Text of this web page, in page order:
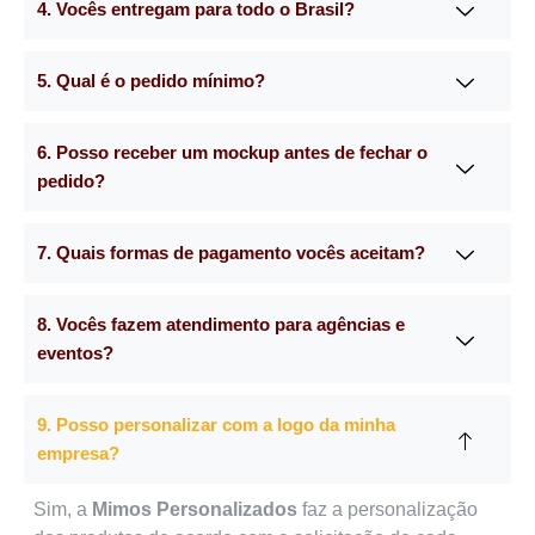
4. Vocês entregam para todo o Brasil?
5. Qual é o pedido mínimo?
6. Posso receber um mockup antes de fechar o
pedido?
7. Quais formas de pagamento vocês aceitam?
8. Vocês fazem atendimento para agências e
eventos?
9. Posso personalizar com a logo da minha
empresa?
Sim, a Mimos Personalizados faz a personalização